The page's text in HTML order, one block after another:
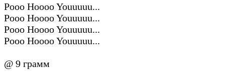
Pooo Hoooo Youuuuu...
Pooo Hoooo Youuuuu...
Pooo Hoooo Youuuuu...
Pooo Hoooo Youuuuu...
@ 9 грамм